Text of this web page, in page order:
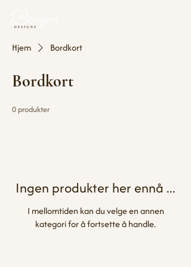
Hjem Bordkort
Bordkort
0 produkter
Ingen produkter her ennå ...
I mellomtiden kan du velge en annen
kategori for å fortsette å handle.